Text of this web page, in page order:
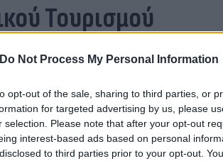
Do Not Process My Personal Information
opt-out of the sale, sharing to third parties, or
for targeted advertising by us, please
selection. Please note that after your opt-out
interest-based ads based on personal
to third parties prior to your opt-out.
Τουρισμού
αριθμός που αντιστοιχεί σε κάθε
να χρησιμοποιηθεί
που συμμετέχουν στο